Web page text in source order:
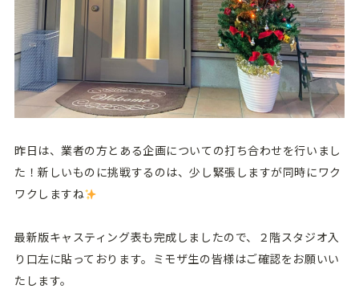
昨日は、業者の方とある企画についての打ち合わせを行いまし
た！新しいものに挑戦するのは、少し緊張しますが同時にワク
ワクしますね
最新版キャスティング表も完成しましたので、２階スタジオ入
り口左に貼っております。ミモザ生の皆様はご確認をお願いい
たします。